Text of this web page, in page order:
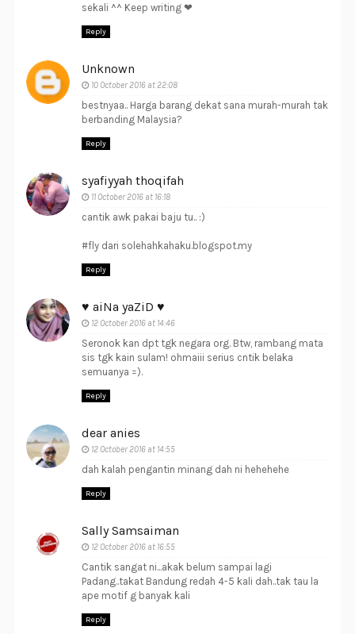
sekali ^^ Keep writing ❤
Reply
Unknown
10 October 2016 at 22:08
bestnyaa.. Harga barang dekat sana murah-murah tak
berbanding Malaysia?
Reply
syafiyyah thoqifah
11 October 2016 at 16:18
cantik awk pakai baju tu.. :)
#fly dari solehahkahaku.blogspot.my
Reply
♥ aiNa yaZiD ♥
12 October 2016 at 14:46
Seronok kan dpt tgk negara org. Btw, rambang mata
sis tgk kain sulam! ohmaiii serius cntik belaka
semuanya =).
Reply
dear anies
12 October 2016 at 14:55
dah kalah pengantin minang dah ni hehehehe
Reply
Sally Samsaiman
12 October 2016 at 16:55
Cantik sangat ni...akak belum sampai lagi
Padang..takat Bandung redah 4-5 kali dah..tak tau la
ape motif g banyak kali
Reply